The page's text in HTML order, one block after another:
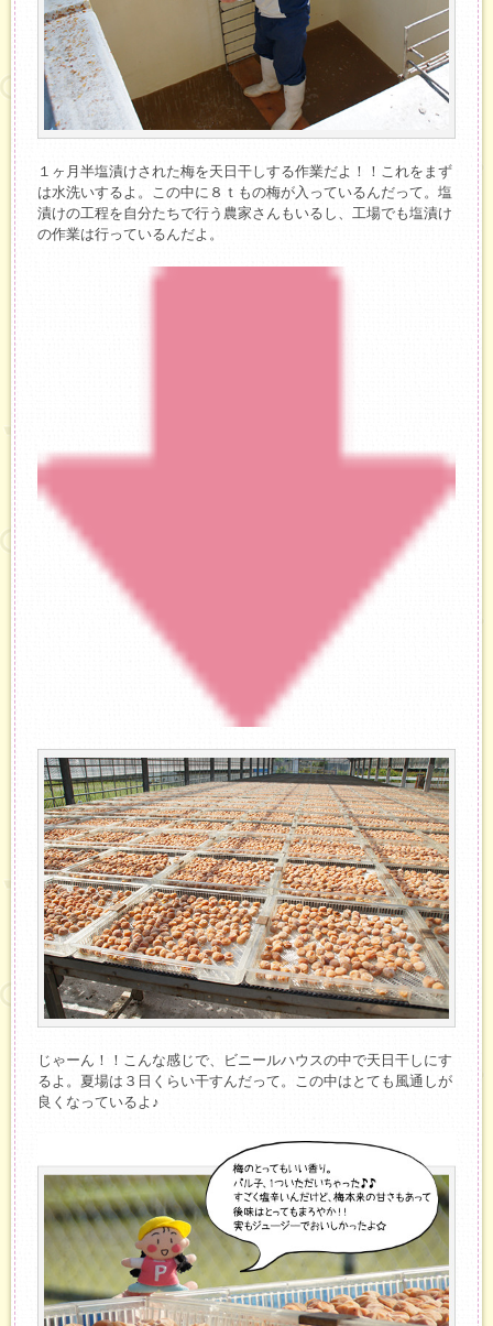
１ヶ月半塩漬けされた梅を天日干しする作業だよ！！これをまず
は水洗いするよ。この中に８ｔもの梅が入っているんだって。塩
漬けの工程を自分たちで行う農家さんもいるし、工場でも塩漬け
の作業は行っているんだよ。
じゃーん！！こんな感じで、ビニールハウスの中で天日干しにす
るよ。夏場は３日くらい干すんだって。この中はとても風通しが
良くなっているよ♪